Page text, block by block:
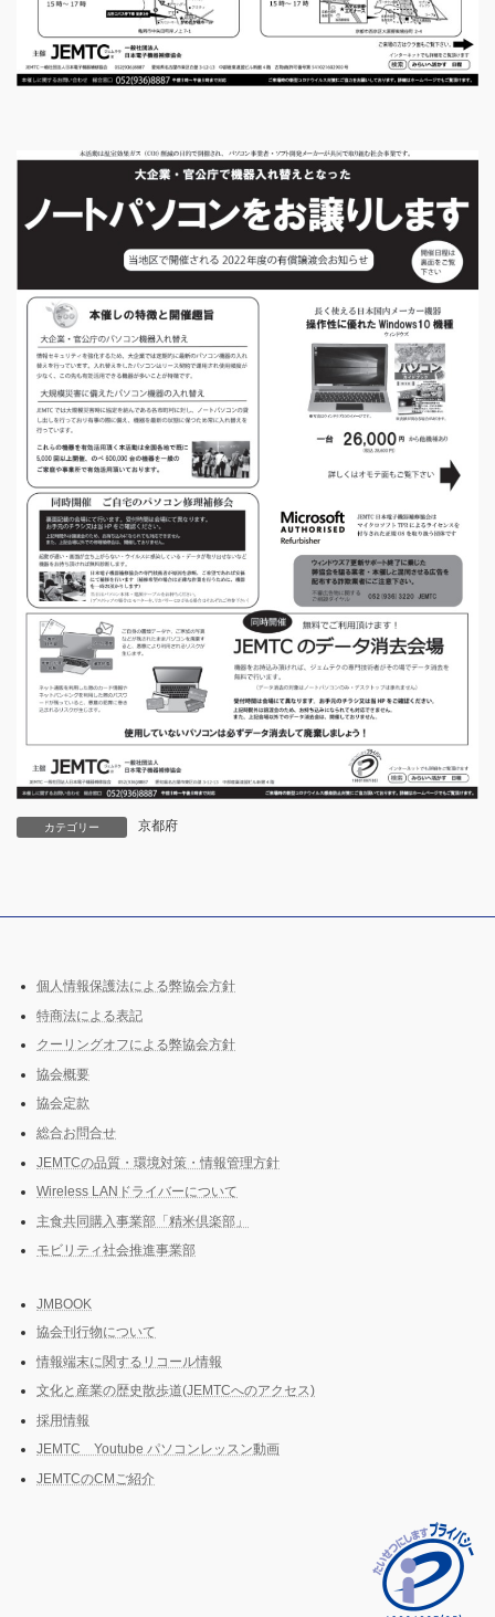
カテゴリー 京都府
個人情報保護法による弊協会方針
特商法による表記
クーリングオフによる弊協会方針
協会概要
協会定款
総合お問合せ
JEMTCの品質・環境対策・情報管理方針
Wireless LANドライバーについて
主食共同購入事業部「精米倶楽部」
モビリティ社会推進事業部
JMBOOK
協会刊行物について
情報端末に関するリコール情報
文化と産業の歴史散歩道(JEMTCへのアクセス)
採用情報
JEMTC Youtube パソコンレッスン動画
JEMTCのCMご紹介